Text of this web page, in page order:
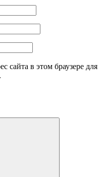
сайта в этом браузере для